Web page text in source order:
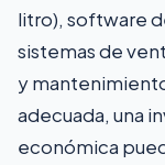
litro), software
sistemas de
y
adecuada, una
económica